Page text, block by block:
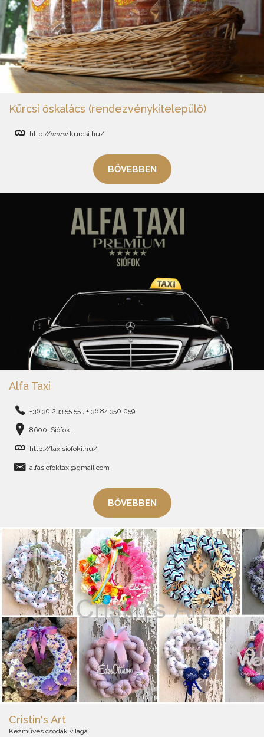
Kürcsi őskalács (rendezvénykitelepülő)
http://www.kurcsi.hu/
BŐVEBBEN
Alfa Taxi
+36 30 233 55 55 , + 36 84 350 059
8600, Siófok,
http://taxisiofoki.hu/
alfasiofoktaxi@gmail.com
BŐVEBBEN
Cristin's Art
Kézműves csodák világa